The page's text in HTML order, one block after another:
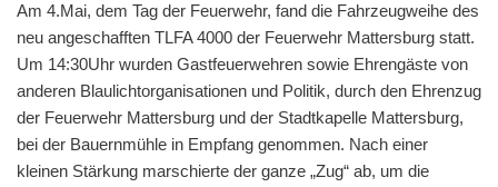
Am 4.Mai, dem Tag der Feuerwehr, fand die Fahrzeugweihe des
neu angeschafften TLFA 4000 der Feuerwehr Mattersburg statt.
Um 14:30Uhr wurden Gastfeuerwehren sowie Ehrengäste von
anderen Blaulichtorganisationen und Politik, durch den Ehrenzug
der Feuerwehr Mattersburg und der Stadtkapelle Mattersburg,
bei der Bauernmühle in Empfang genommen. Nach einer
kleinen Stärkung marschierte der ganze „Zug“ ab, um die